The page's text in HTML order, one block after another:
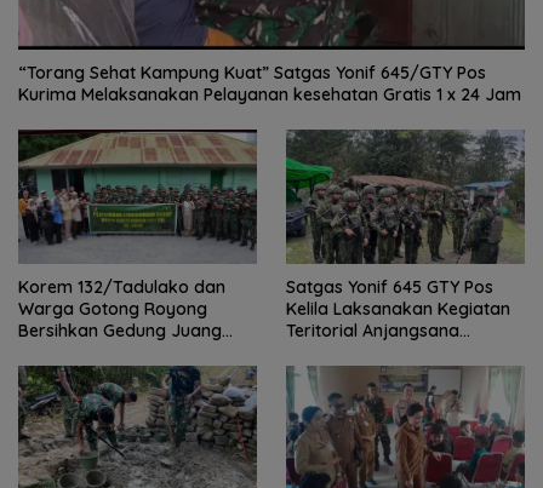
“Torang Sehat Kampung Kuat” Satgas Yonif 645/GTY Pos
Kurima Melaksanakan Pelayanan kesehatan Gratis 1 x 24 Jam
Korem 132/Tadulako dan
Warga Gotong Royong
Bersihkan Gedung Juang
Satgas Yonif 645 GTY Pos
Kelila Laksanakan Kegiatan
Teritorial Anjangsana
Lurah